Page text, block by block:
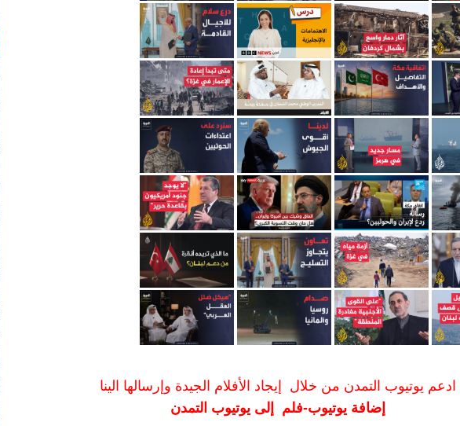
ادعم يوتيوب التمدن من خلال إيجاد الأفلام الجيدة وإرسالها الينا
إضافة يوتيوب-فلم إلى يوتيوب التمدن